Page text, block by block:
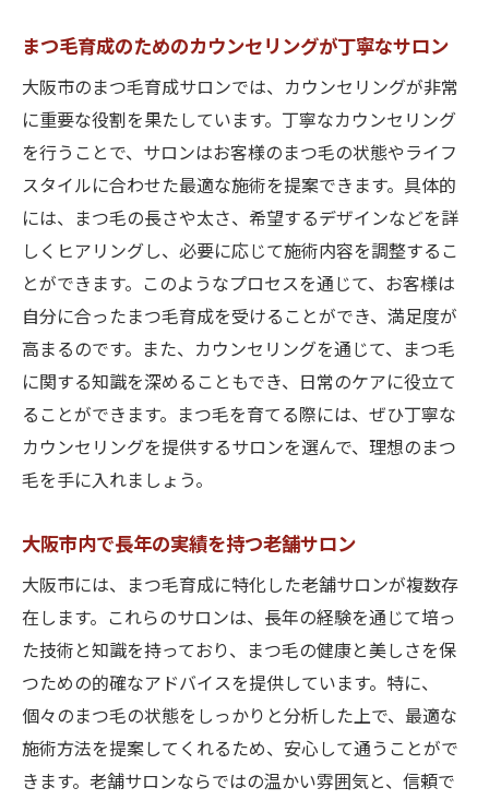
まつ毛育成のためのカウンセリングが丁寧なサロン
大阪市のまつ毛育成サロンでは、カウンセリングが非常
に重要な役割を果たしています。丁寧なカウンセリング
を行うことで、サロンはお客様のまつ毛の状態やライフ
スタイルに合わせた最適な施術を提案できます。具体的
には、まつ毛の長さや太さ、希望するデザインなどを詳
しくヒアリングし、必要に応じて施術内容を調整するこ
とができます。このようなプロセスを通じて、お客様は
自分に合ったまつ毛育成を受けることができ、満足度が
高まるのです。また、カウンセリングを通じて、まつ毛
に関する知識を深めることもでき、日常のケアに役立て
ることができます。まつ毛を育てる際には、ぜひ丁寧な
カウンセリングを提供するサロンを選んで、理想のまつ
毛を手に入れましょう。
大阪市内で長年の実績を持つ老舗サロン
大阪市には、まつ毛育成に特化した老舗サロンが複数存
在します。これらのサロンは、長年の経験を通じて培っ
た技術と知識を持っており、まつ毛の健康と美しさを保
つための的確なアドバイスを提供しています。特に、
個々のまつ毛の状態をしっかりと分析した上で、最適な
施術方法を提案してくれるため、安心して通うことがで
きます。老舗サロンならではの温かい雰囲気と、信頼で